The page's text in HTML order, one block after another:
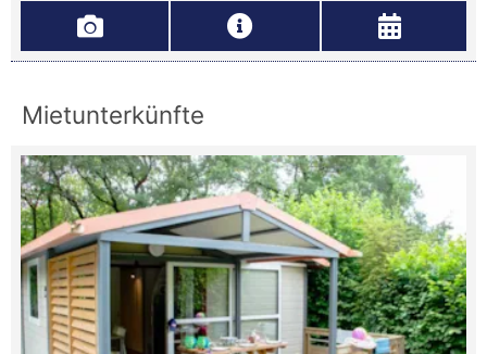
Mietunterkünfte